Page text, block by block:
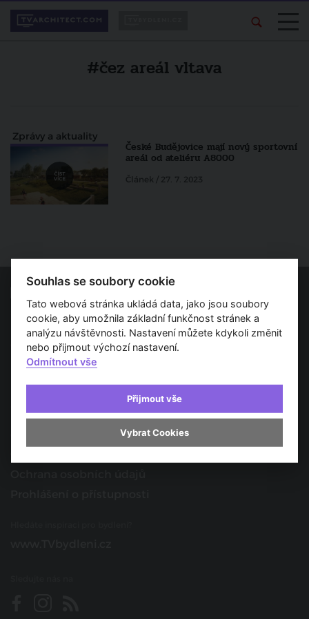
#čez areál vltava
Zprávy a aktuality
České Budějovice mají nový sportovní
areál od ateliéru A8000
Článek / 27. 7. 2023
Spojujeme svět architektury
O nás
Provozovatel
Kontakt
Spolupracujte s námi
Souhlas se soubory cookie
Tato webová stránka ukládá data, jako jsou soubory
cookie, aby umožnila základní funkčnost stránek a
analýzu návštěvnosti. Nastavení můžete kdykoli změnit
nebo přijmout výchozí nastavení.
Odmítnout vše
Přijmout vše
Vybrat Cookies